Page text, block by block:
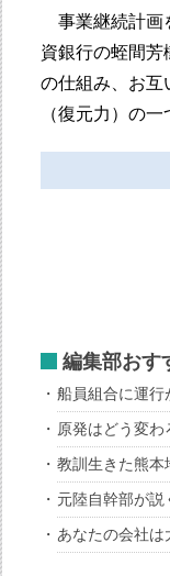
事業継続計画
資銀行の蛭間芳
の仕組み、お互
（復元力）の
編集部おす
船員組合に運行
原発はどう変わ
教訓生きた熊本
元陸自幹部が
あなたの会社